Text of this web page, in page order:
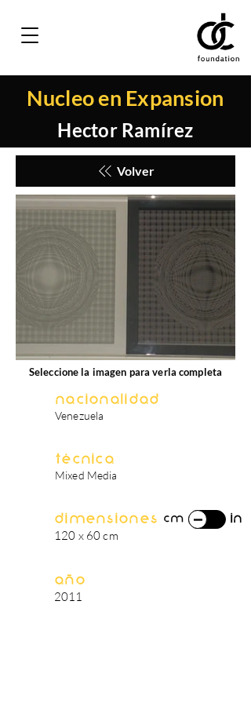
Nucleo en Expansion
Hector Ramírez
Volver
Seleccione la imagen para verla completa
Nacionalidad
Venezuela
Técnica
Mixed Media
Dimensiones
120 x 60 cm
cm in
Año
2011